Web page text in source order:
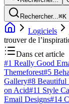
Rechercher...⌘K
Logiciels
trouver de
Dans cet article
#1 Really Good
Themeforest#5
Gallery#8 Beautiful
on Acid#11 Style
Email Designs#14